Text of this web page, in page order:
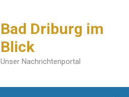
Bad Driburg im
Blick
Unser Nachrichtenportal